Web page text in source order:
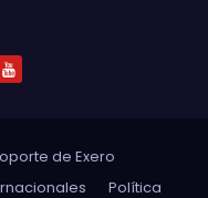
de Exero
Política